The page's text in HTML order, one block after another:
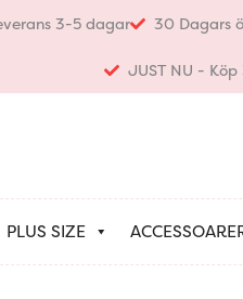
3-5 dagar 30 Dagars
JUST NU -
PLUS SIZE